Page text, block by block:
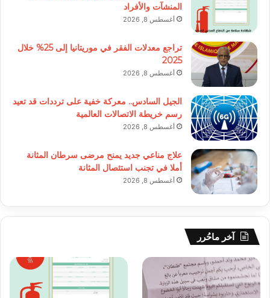
المنشآت والأفراد
أغسطس 8, 2026
تراجع معدلات الفقر في موريتانيا إلى 25% خلال
2025
أغسطس 8, 2026
الجيل السادس.. معركة خفية على ترددات قد تعيد
رسم خريطة الاتصالات العالمية
أغسطس 8, 2026
علاج مناعي جديد يمنح مرضى سرطان المثانة
أملا في تجنب استئصال المثانة
أغسطس 8, 2026
آخر ماحُرر